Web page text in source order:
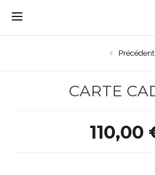
Précédent
CARTE
110,00